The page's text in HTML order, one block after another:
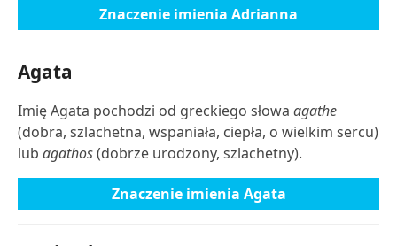
Znaczenie imienia Adrianna
Agata
Imię Agata pochodzi od greckiego słowa agathe
(dobra, szlachetna, wspaniała, ciepła, o wielkim sercu)
lub agathos(dobrze urodzony, szlachetny).
Znaczenie imienia Agata